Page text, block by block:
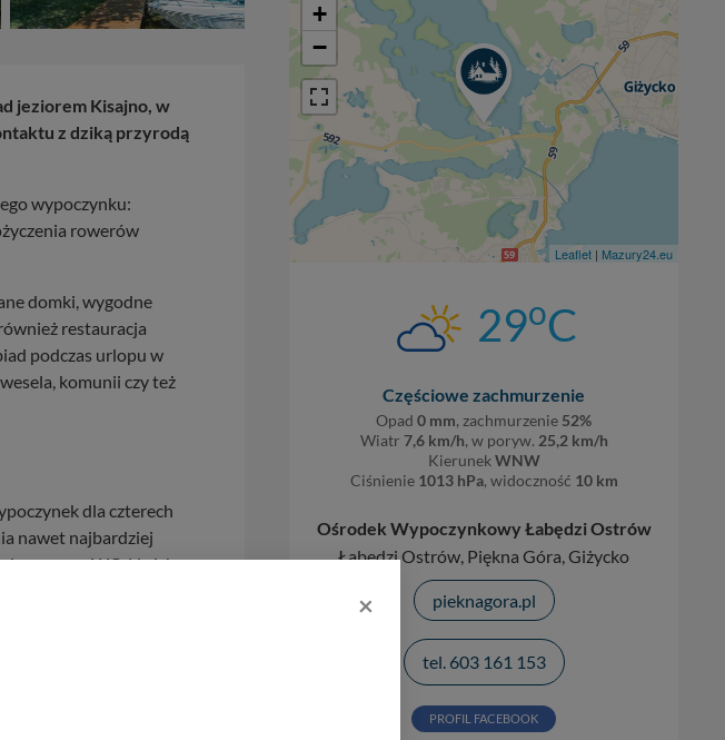
jeziorem Kisajno, w
z dziką przyrodą
wypoczynku:
rowerów
domki, wygodne
restauracja
podczas urlopu w
komunii czy też
dla czterech
nawet najbardziej
oraz WC. Na ich
kuchenne, lodówki
do
oferujemy nasze
obiektami zarówno
dla bardziej
+
−
Leaflet | Mazury24.eu
29oC
Częściowe zachmurzenie
Opad 0 mm, zachmurzenie 52%
Wiatr 7,6 km/h, w poryw. 25,2 km/h
KierunekWNW
Ciśnienie 1013 hPa, widoczność 10 km
Ośrodek Wypoczynkowy Łabędzi Ostrów
Łabędzi Ostrów, Piękna Góra, Giżycko
pieknagora.pl
tel. 603 161 153
PROFIL FACEBOOK
×